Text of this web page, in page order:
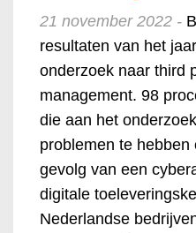
21 november 2022 -
resultaten van het
onderzoek naar third
management. 98
die aan het
problemen te hebben
gevolg van een
digitale
Nederlandse